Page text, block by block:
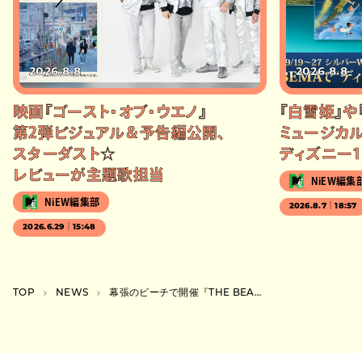
2026.8.8
映画『ゴースト・オブ・ウエノ』
第2弾ビジュアル＆予告編公開、
スターダスト☆
レビューが主題歌担当
NiEW編集部
2026.6.29｜15:48
2026.8.8
『白雪姫』
ミュージカル
ディズニー
NiEW編集
2026.8.7｜18:57
TOP NEWS 幕張のビーチで開催『THE BEACH 2025』最終発表でMURA MASA、250、MELTMODE